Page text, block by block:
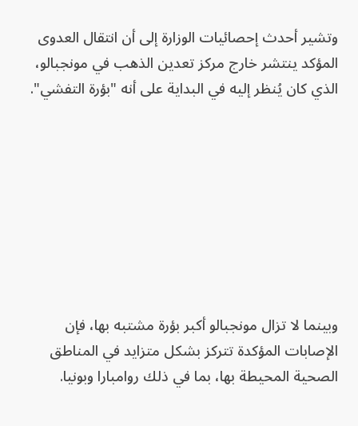
وتشير أحدث إحصائيات الوزارة إلى أن انتقال العدوى
المؤكد ينتشر خارج مركز تعدين الذهب في مونجبالو،
الذي كان يُنظر إليه في البداية على أنه "بؤرة التفشي".
وبينما لا تزال مونجبالو أكبر بؤرة مشتبه بها، فإن
الإصابات المؤكدة تتركز بشكل متزايد في المناطق
الصحية المحيطة بها، بما في ذلك روامبارا وبونيا.